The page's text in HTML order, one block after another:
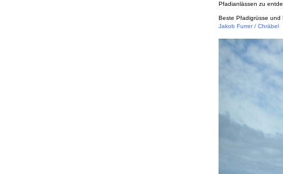
Pfadianlässen zu
Beste Pfadigrüsse und
Jakob Furrer / Chräbel